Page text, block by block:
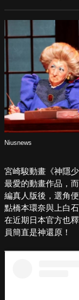
Niusnews
宮崎駿動畫《神隱
最愛的動畫作品，
編真人版後，選角
點橋本環奈與上白
在近期日本官方也
員簡直是神還原！